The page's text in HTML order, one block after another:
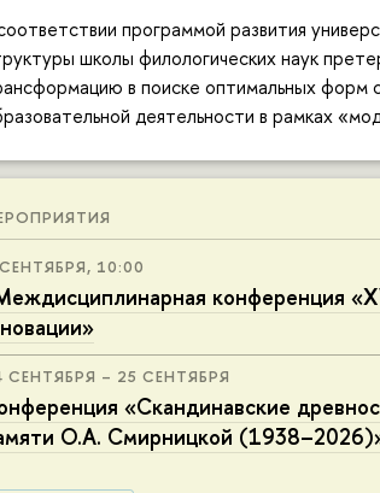
программой развития
школы филологических наук
в поиске оптимальных форм
деятельности в рамках
10:00
конференция
СЕНТЯБРЯ – 25 СЕНТЯБРЯ
«Скандинавские
О.А. Смирницкой